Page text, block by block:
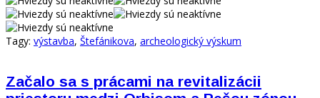
Tagy: výstavba, Štefánikova, archeologický výskum
Začalo sa s prácami na revitalizácii